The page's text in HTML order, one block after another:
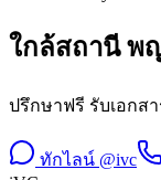
ใกล้สถานีพ
ปรึกษาฟรี รับเอกส
ทักไลน์ @ivc